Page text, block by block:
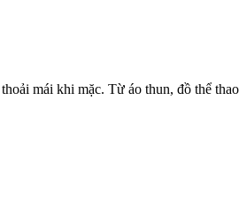
mái khi mặc. Từ áo thun, đồ thể